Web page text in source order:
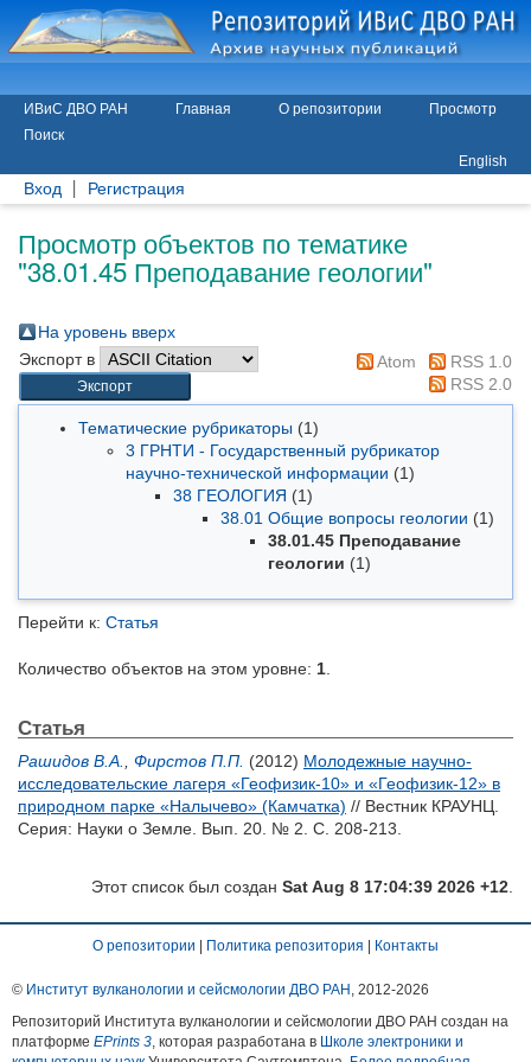
ИВиС ДВО РАН Главная О репозитории
Просмотр
Поиск
English
Вход Регистрация
Просмотр объектов по тематике
"38.01.45 Преподавание геологии"
На уровень вверх
Экспорт в
Atom
RSS 1.0
RSS 2.0
Тематические рубрикаторы (1)
3 ГРНТИ - Государственный рубрикатор
научно-технической информации (1)
38 ГЕОЛОГИЯ (1)
38.01 Общие вопросы геологии (1)
38.01.45 Преподавание
геологии (1)
Перейти к: Статья
Количество объектов на этом уровне: 1
Статья
Рашидов В.А. Фирстов П.П. (2012) Молодежные научно-
исследовательские лагеря «Геофизик-10» и «Геофизик-12» в
природном парке «Налычево» (Камчатка) // Вестник КРАУНЦ.
Серия: Науки о Земле. Вып. 20. № 2. С. 208-213.
Этот список был создан Sat Aug 8 17:04:39 2026 +12
О репозитории Политика репозитория Контакты
© Институт вулканологии и сейсмологии ДВО РАН , 2012-2026
Репозиторий Института вулканологии и сейсмологии ДВО РАН создан на
платформе EPrints 3, которая разработана в Школе электроники и